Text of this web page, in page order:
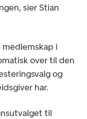
sier Stian
i
over til den
og
har.
til